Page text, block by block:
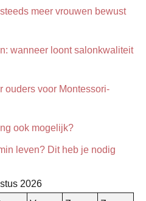
meer vrouwen bewust
wanneer loont salonkwaliteit
ouders voor Montessori-
ook mogelijk?
leven? Dit heb je nodig
2026